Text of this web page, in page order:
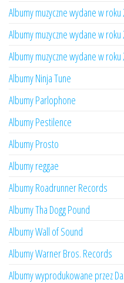
Albumy muzyczne wydane w roku
Albumy muzyczne wydane w roku
Albumy muzyczne wydane w roku
Albumy Ninja Tune
Albumy Parlophone
Albumy Pestilence
Albumy Prosto
Albumy reggae
Albumy Roadrunner Records
Albumy Tha Dogg Pound
Albumy Wall of Sound
Albumy Warner Bros. Records
Albumy wyprodukowane przez